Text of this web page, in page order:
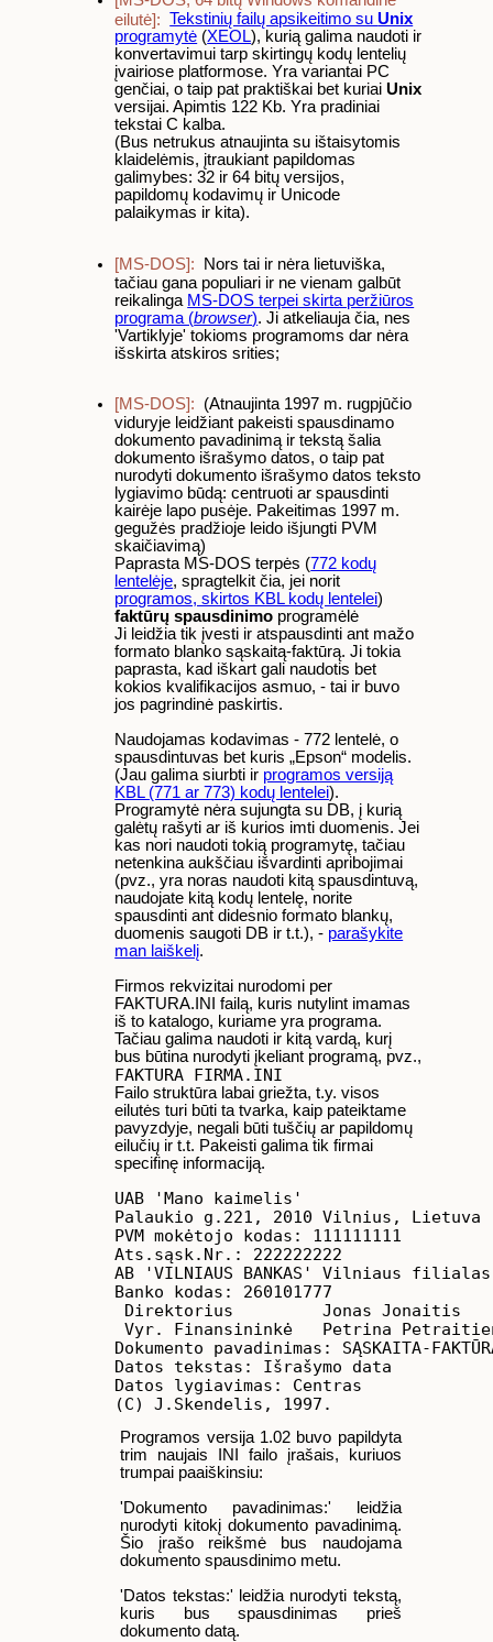
eilutė]: Tekstinių failų apsikeitimo suUnix
programytė (XEOL), kurią galima naudoti ir
konvertavimui tarp skirtingų kodų lentelių
įvairiose platformose. Yra variantai PC
genčiai, o taip pat praktiškai bet kuriaiUnix
versijai. Apimtis 122 Kb. Yra pradiniai
tekstai C kalba.
(Bus netrukus atnaujinta su ištaisytomis
klaidelėmis, įtraukiant papildomas
galimybes: 32 ir 64 bitų versijos,
papildomų kodavimų ir Unicode
palaikymas ir kita).
[MS-DOS]:
Nors tai ir nėra lietuviška,
tačiau gana populiari ir ne vienam galbūt
reikalinga MS-DOS terpei skirta peržiūros
programa (browser). Ji atkeliauja čia, nes
'Vartiklyje' tokioms programoms dar nėra
išskirta atskiros srities;
[MS-DOS]:
(Atnaujinta 1997 m. rugpjūčio
viduryje leidžiant pakeisti spausdinamo
dokumento pavadinimą ir tekstą šalia
dokumento išrašymo datos, o taip pat
nurodyti dokumento išrašymo datos teksto
lygiavimo būdą: centruoti ar spausdinti
kairėje lapo pusėje. Pakeitimas 1997 m.
gegužės pradžioje leido išjungti PVM
skaičiavimą)
Paprasta MS-DOS terpės (772 kodų
lentelėje, spragtelkit čia, jei norit
programos, skirtos KBL kodų lentelei)
faktūrų spausdinimo programėlė
Ji leidžia tik įvesti ir atspausdinti ant mažo
formato blanko sąskaitą-faktūrą. Ji tokia
paprasta, kad iškart gali naudotis bet
kokios kvalifikacijos asmuo, - tai ir buvo
jos pagrindinė paskirtis.
Naudojamas kodavimas - 772 lentelė, o
spausdintuvas bet kuris „Epson“ modelis.
(Jau galima siurbti ir programos versiją
KBL (771 ar 773) kodų lentelei).
Programytė nėra sujungta su DB, į kurią
galėtų rašyti ar iš kurios imti duomenis. Jei
kas nori naudoti tokią programytę, tačiau
netenkina aukščiau išvardinti apribojimai
(pvz., yra noras naudoti kitą spausdintuvą,
naudojate kitą kodų lentelę, norite
spausdinti ant didesnio formato blankų,
duomenis saugoti DB ir t.t.), - parašykite
man laiškelį.
Firmos rekvizitai nurodomi per
FAKTURA.INI failą, kuris nutylint imamas
iš to katalogo, kuriame yra programa.
Tačiau galima naudoti ir kitą vardą, kurį
bus būtina nurodyti įkeliant programą, pvz.,
FAKTURA FIRMA.INI
Failo struktūra labai griežta, t.y. visos
eilutės turi būti ta tvarka, kaip pateiktame
pavyzdyje, negali būti tuščių ar papildomų
eilučių ir t.t. Pakeisti galima tik firmai
specifinę informaciją.
UAB 'Mano kaimelis'
Palaukio g.221, 2010 Vilnius, Lietuva
PVM mokėtojo kodas: 111111111
Ats.sąsk.Nr.: 222222222
AB 'VILNIAUS BANKAS'
Banko kodas: 260101777
Direktorius         Jonas Jonaitis
Vyr. Finansininkė   Petrina
Dokumento pavadinimas: SĄSKAITA-
Datos tekstas: Išrašymo data
Datos lygiavimas: Centras
Programos versija 1.02 buvo papildyta
trim naujais INI failo įrašais, kuriuos
trumpai paaiškinsiu:
'Dokumento pavadinimas:' leidžia
nurodyti kitokį dokumento pavadinimą.
Šio įrašo reikšmė bus naudojama
dokumento spausdinimo metu.
'Datos tekstas:' leidžia nurodyti tekstą,
kuris bus spausdinimas prieš
dokumento datą.